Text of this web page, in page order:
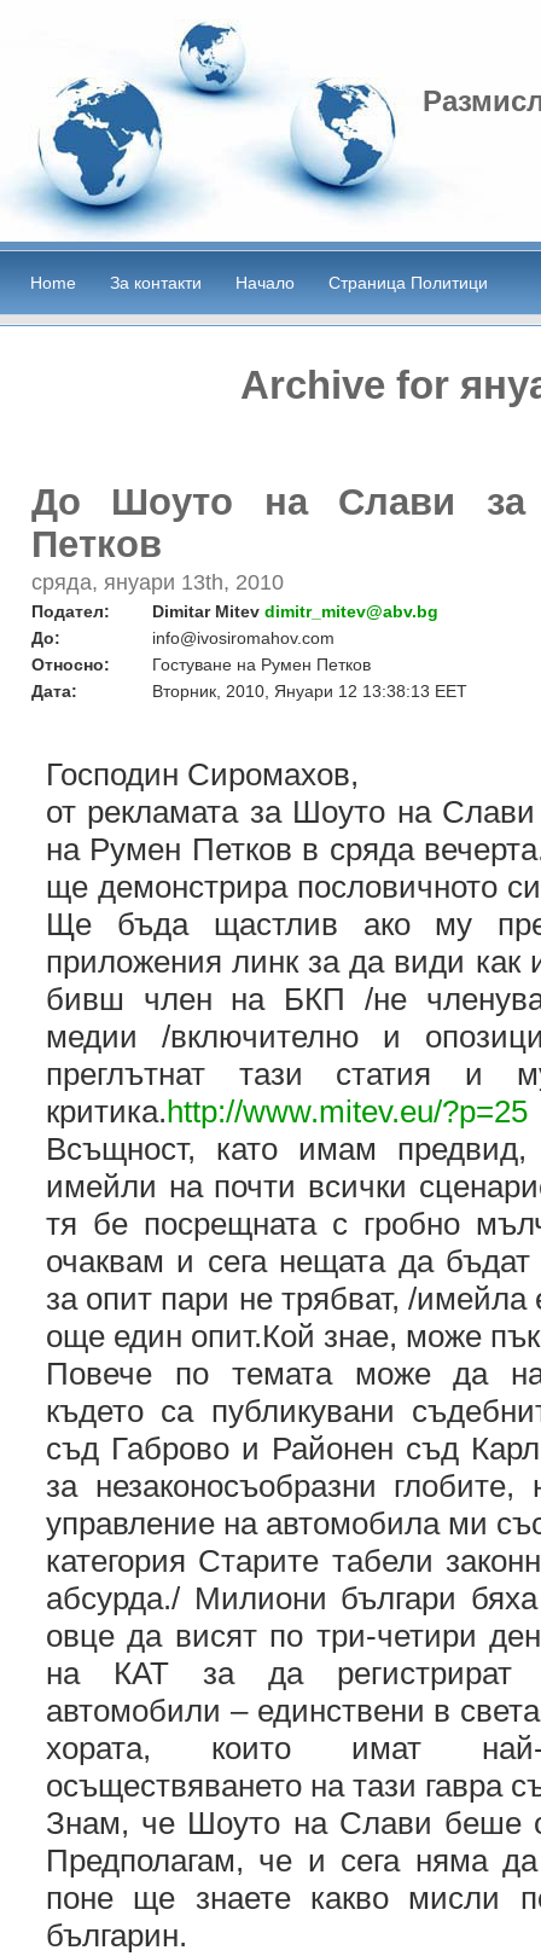
Home За контакти Начало Страница Политици
Archive for
До Шоуто на Слави за
Петков
сряда, януари 13th, 2010
Подател: Dimitar Mitev dimitr_mitev@abv.bg
До:
info@ivosiromahov.com
Относно:
Гостуване на Румен Петков
Дата:
Вторник, 2010, Януари 12 13:38:13 EET
Господин Сиромахов,
от рекламата за Шоуто на Слави
на Румен Петков в сряда
ще демонстрира пословичното
Ще бъда щастлив ако му
приложения линк за да види как
бивш член на БКП /не
медии /включително и
преглътнат тази статия и
критика.http://www.mitev.eu/?p=25
Всъщност, като имам
имейли на почти всички
тя бе посрещната с гробно
очаквам и сега нещата да
за опит пари не трябват, /
още един опит.Кой знае, може
Повече по темата може да
където са публикувани
съд Габрово и Районен съд
за незаконосъобразни
управление на автомобила ми
категория Старите табели
абсурда./ Милиони българи
овце да висят по три-четири
на КАТ за да
автомобили – единствени в
хората, които имат
осъществяването на тази гавра
Знам, че Шоуто на Слави беше
Предполагам, че и сега няма
поне ще знаете какво мисли
българин.